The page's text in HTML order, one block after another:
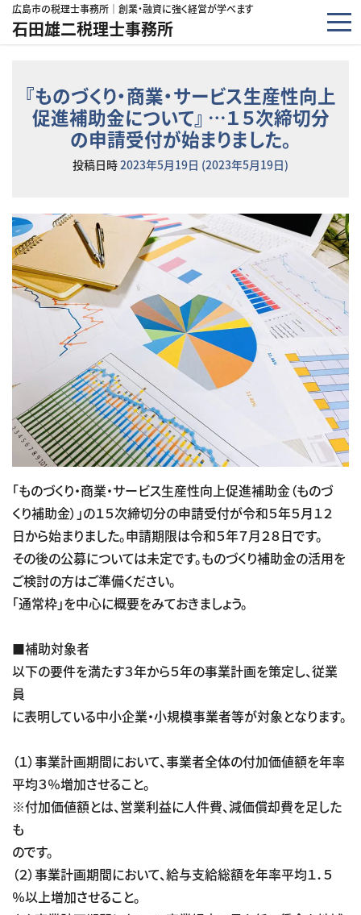
コンテンツへスキップ
広島市の税理士事務所｜創業・融資に強く経営が学べます
石田雄二税理士事務所
『ものづくり・商業・サービス生産性向上
促進補助金について』 …１５次締切分
の申請受付が始まりました。
投稿日時2023年5月19日 (2023年5月19日)
「ものづくり・商業・サービス生産性向上促進補助金（ものづ
くり補助金）」の１５次締切分の申請受付が令和５年５月１２
日から始まりました。申請期限は令和５年７月２８日です。
その後の公募については未定です。ものづくり補助金の活用を
ご検討の方はご準備ください。
「通常枠」を中心に概要をみておきましょう。
■補助対象者
以下の要件を満たす３年から５年の事業計画を策定し、従業
員
に表明している中小企業・小規模事業者等が対象となります。
（１）事業計画期間において、事業者全体の付加価値額を年率
平均３％増加させること。
※付加価値額とは、営業利益に人件費、減価償却費を足した
も
のです。
（２）事業計画期間において、給与支給総額を年率平均１．５
％以上増加させること。